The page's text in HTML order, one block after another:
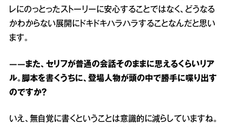
レにのっとったストーリーに安心することではなく、どうなる
かわからない展開にドキドキハラハラすることなんだと思い
ます。
――また、セリフが普通の会話そのままに思えるくらいリア
ル。脚本を書くうちに、登場人物が頭の中で勝手に喋り出す
のですか？
いえ、無自覚に書くということは意識的に減らしていますね。